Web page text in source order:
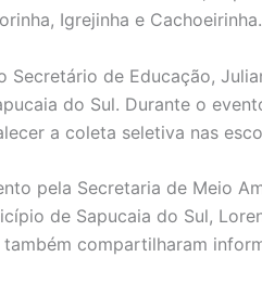
Igrejinha e Cachoeirinha.
de Educação,
do Sul. Durante o
a coleta seletiva nas
pela Secretaria de Meio
de Sapucaia do Sul,
compartilharam